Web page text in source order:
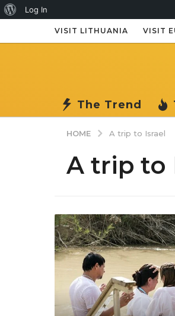
About
WordPress
Log In
VISIT LITHUANIA VISIT
The Trend
HOME A trip to Israel
A trip to